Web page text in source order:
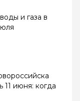
и газа в
11 июня: когда